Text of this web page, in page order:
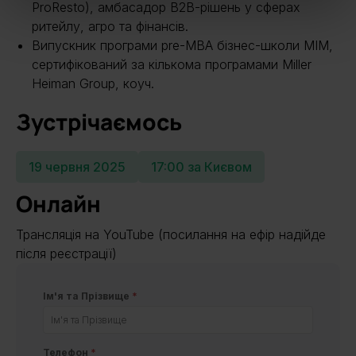
Ім'я та Прізвище *
Телефон *
ProResto), амбасадор B2B-рішень у сферах
ритейлу, агро та фінансів.
Випускник програми pre-MBA бізнес-школи МІМ,
сертифікований за кількома програмами Miller
Heiman Group, коуч.
Зустрічаємось
19 червня 2025 17:00 за Києвом
Онлайн
Трансляція на YouTube (посилання на ефір надійде
після реєстрації)